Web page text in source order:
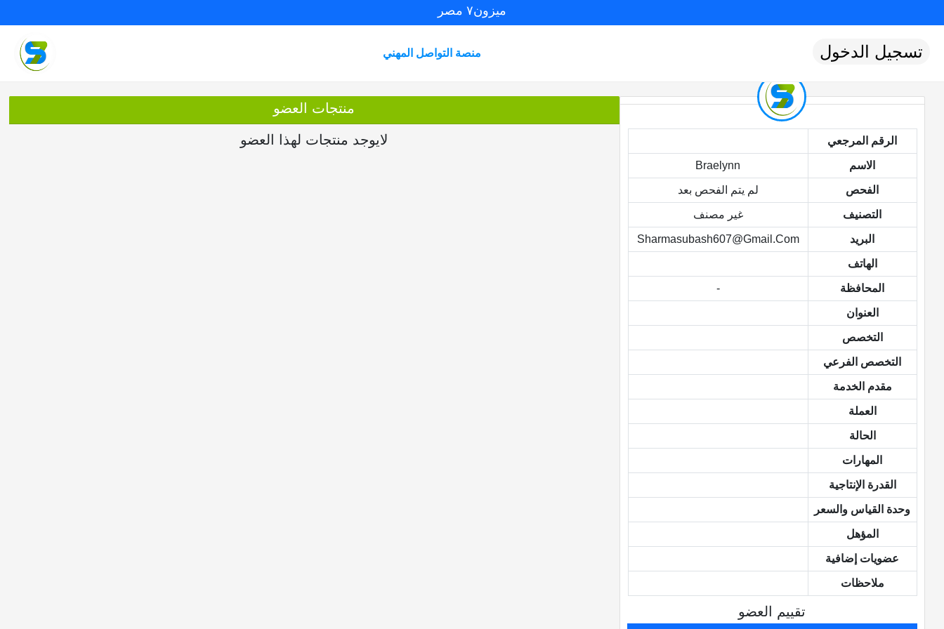
ميزون٧ مصر
منصة التواصل المهني تسجيل الدخول
الرقم المرجعي
الاسم Braelynn
الفحص لم يتم الفحص بعد
التصنيف غير مصنف
البريد Sharmasubash607@gmail.com
الهاتف
المحافظة -
العنوان
التخصص
التخصص الفرعي
مقدم الخدمة
العملة
الحالة
المهارات
القدرة الإنتاجية
وحدة القياس والسعر
المؤهل
عضويات إضافية
ملاحظات
تقييم العضو
منتجات العضو
لايوجد منتجات لهذا العضو